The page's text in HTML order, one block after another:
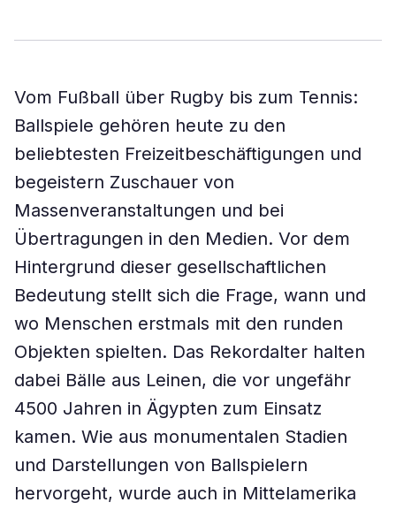
Vom Fußball über Rugby bis zum Tennis:
Ballspiele gehören heute zu den
beliebtesten Freizeitbeschäftigungen und
begeistern Zuschauer von
Massenveranstaltungen und bei
Übertragungen in den Medien. Vor dem
Hintergrund dieser gesellschaftlichen
Bedeutung stellt sich die Frage, wann und
wo Menschen erstmals mit den runden
Objekten spielten. Das Rekordalter halten
dabei Bälle aus Leinen, die vor ungefähr
4500 Jahren in Ägypten zum Einsatz
kamen. Wie aus monumentalen Stadien
und Darstellungen von Ballspielern
hervorgeht, wurde auch in Mittelamerika